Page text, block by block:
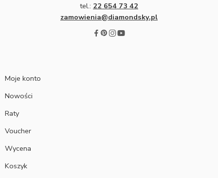
tel.: 22 654 73 42
zamowienia@diamondsky.pl
Moje konto
Nowości
Raty
Voucher
Wycena
Koszyk